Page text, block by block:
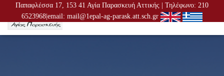
Παπαφλέσσα 17, 153 41 Αγία Παρασκευή Αττικής | Τηλέφωνο: 210
6523968|email: mail@1epal-ag-parask.att.sch.gr
Ν